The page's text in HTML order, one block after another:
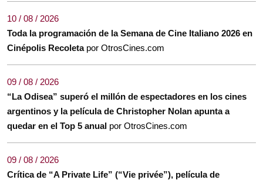
10 / 08 / 2026
Toda la programación de la Semana de Cine Italiano 2026 en
Cinépolis Recoleta por OtrosCines.com
09 / 08 / 2026
“La Odisea” superó el millón de espectadores en los cines
argentinos y la película de Christopher Nolan apunta a
quedar en el Top 5 anual por OtrosCines.com
09 / 08 / 2026
Crítica de “A Private Life” (“Vie privée”), película de